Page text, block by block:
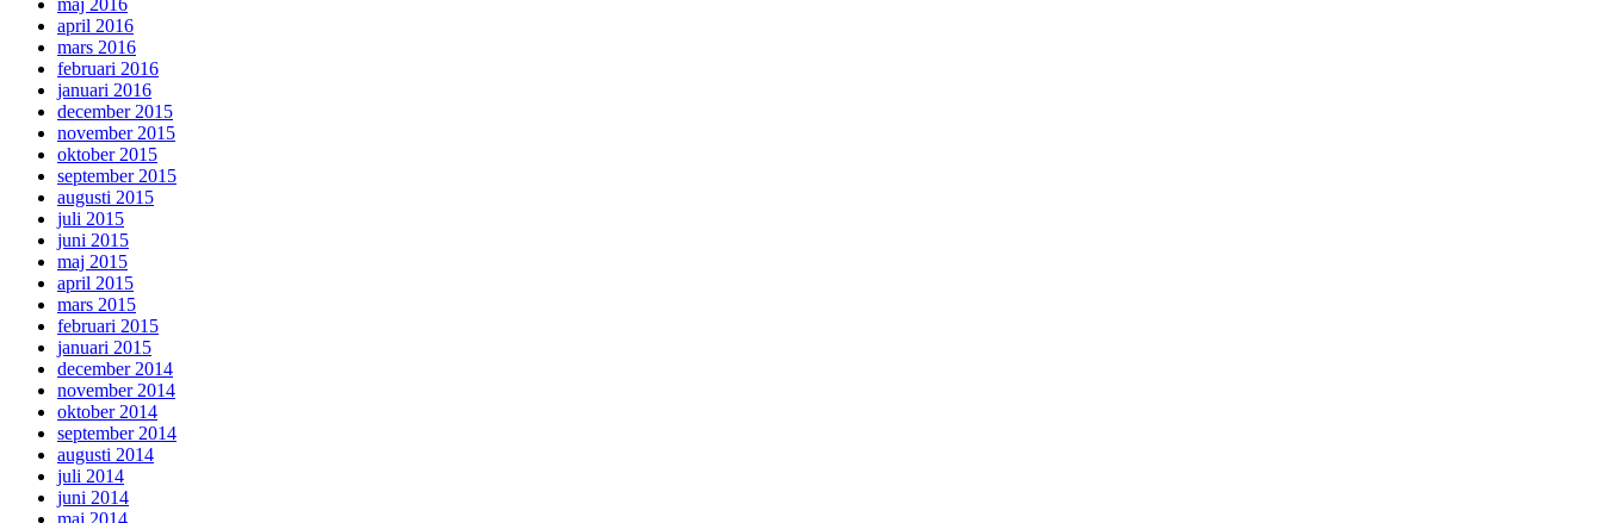
maj 2016
april 2016
mars 2016
februari 2016
januari 2016
december 2015
november 2015
oktober 2015
september 2015
augusti 2015
juli 2015
juni 2015
maj 2015
april 2015
mars 2015
februari 2015
januari 2015
december 2014
november 2014
oktober 2014
september 2014
augusti 2014
juli 2014
juni 2014